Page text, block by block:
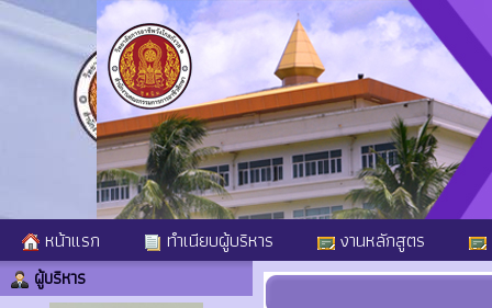
หน้าแรก ทำเนียบผู้บริหาร งานหลักสูตร
ผู้บริหาร